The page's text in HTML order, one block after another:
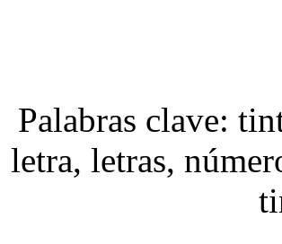
Palabras clave:
letra, letras,